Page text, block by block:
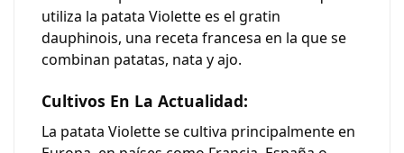
utiliza la patata Violette es el gratin
dauphinois, una receta francesa en la que se
combinan patatas, nata y ajo.
Cultivos En La Actualidad:
La patata Violette se cultiva principalmente en